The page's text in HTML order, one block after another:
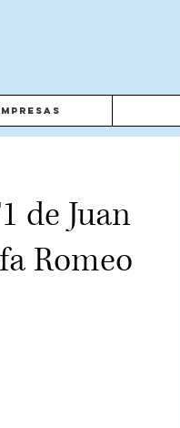
de Juan
Romeo